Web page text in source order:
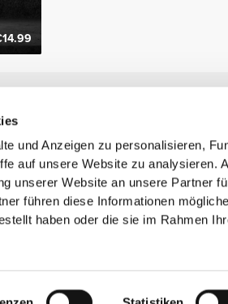
und Anzeigen zu personalisieren,
auf unsere Website zu analysieren.
unserer Website an unsere Partner
führen diese Informationen
haben oder die sie im Rahmen
Neuigkeiten und Angebote per E-Mail
Abonnieren
von Prozis.com, S.A. | © Copyright 2026